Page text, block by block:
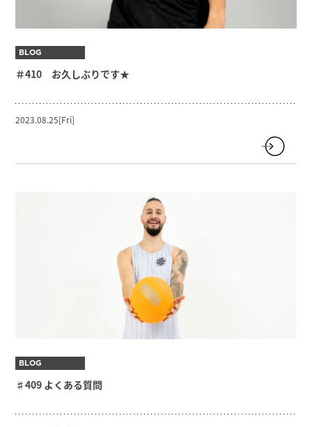
BLOG
＃410 お久しぶりです★
2023.08.25[Fri]
BLOG
♯409 よくある質問